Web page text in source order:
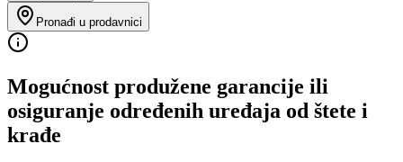
Pronađi u prodavnici
Mogućnost produžene garancije ili
osiguranje određenih uređaja od štete i
krađe